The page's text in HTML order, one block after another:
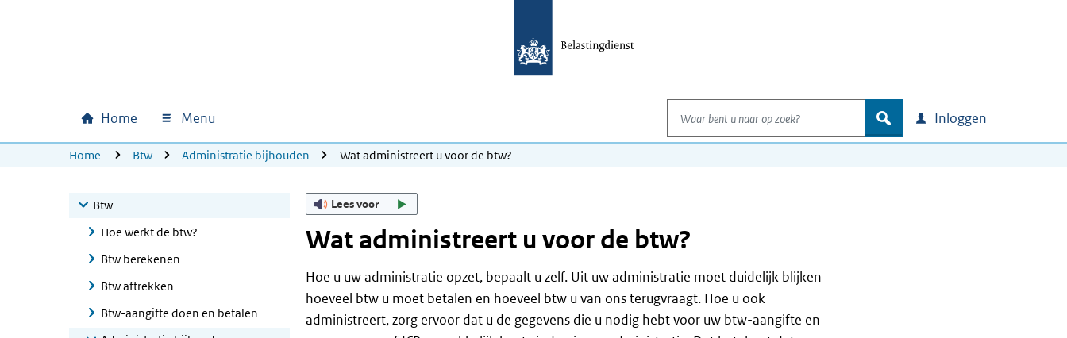
Hoofdnavigatie
Home Menu
Waar bent u naar op zoek?
zoek Inloggen
U bevindt zich hier:
Home Btw Administratie bijhouden Wat administreert u voor de btw?
Btw
Hoe werkt de btw?
Btw berekenen
Btw aftrekken
Btw-aangifte doen en betalen
Lees voor
Wat administreert u voor de btw?
Hoe u uw administratie opzet, bepaalt u zelf. Uit uw administratie moet duidelijk blijken
hoeveel btw u moet betalen en hoeveel btw u van ons terugvraagt. Hoe u ook
administreert, zorg ervoor dat u de gegevens die u nodig hebt voor uw btw-aangifte en